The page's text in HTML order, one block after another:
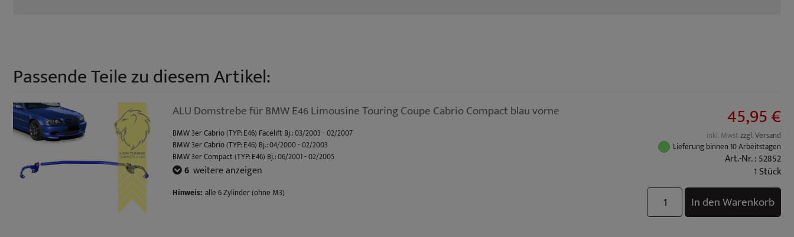
Passende Teile zu diesem Artikel:
ALU Domstrebe für BMW E46 Limousine Touring Coupe Cabrio Compact blau vorne
BMW 3er Cabrio (TYP: E46) Facelift Bj.: 03/2003 - 02/2007
BMW 3er Cabrio (TYP: E46) Bj.: 04/2000 - 02/2003
BMW 3er Compact (TYP: E46) Bj.: 06/2001 - 02/2005
BMW 3er Coupe (TYP: E46) Facelift Bj.: 03/2003 - 06/2006
BMW 3er Limousine (TYP: E46) Facelift Bj.: 09/2001 - 04/2005
6 weitere anzeigen
Hinweis: alle 6 Zylinder (ohne M3)
45,95 €
inkl. Mwstzzgl. Versand
Lieferung binnen 10 Arbeitstagen
Art.-Nr. : 52852
1 Stück
In den Warenkorb